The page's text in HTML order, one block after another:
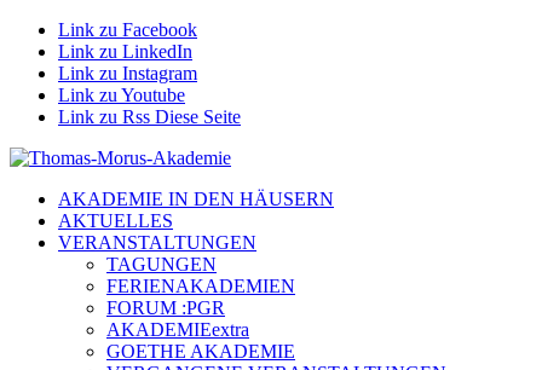
Link zu Facebook
Link zu LinkedIn
Link zu Instagram
Link zu Youtube
Link zu Rss Diese Seite
AKADEMIE IN DEN HÄUSERN
AKTUELLES
VERANSTALTUNGEN
TAGUNGEN
FERIENAKADEMIEN
FORUM :PGR
AKADEMIEextra
GOETHE AKADEMIE